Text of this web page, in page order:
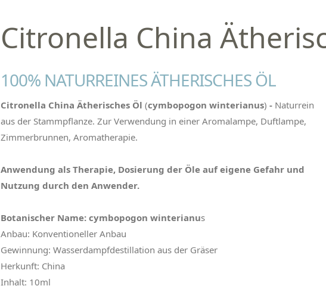
Citronella China
100% NATURREINES ÄTHERISCHES ÖL
Citronella China Ätherisches Öl (cymbopogon winterianus) - Naturrein
aus der Stammpflanze. Zur Verwendung in einer Aromalampe, Duftlampe,
Zimmerbrunnen, Aromatherapie.
Anwendung als Therapie, Dosierung der Öle auf eigene Gefahr und
Nutzung durch den Anwender.
Botanischer Name: cymbopogon winterianus
Anbau: Konventioneller Anbau
Gewinnung: Wasserdampfdestillation aus der Gräser
Herkunft: China
Inhalt: 10ml